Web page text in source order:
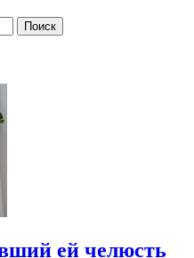
ей челюсть